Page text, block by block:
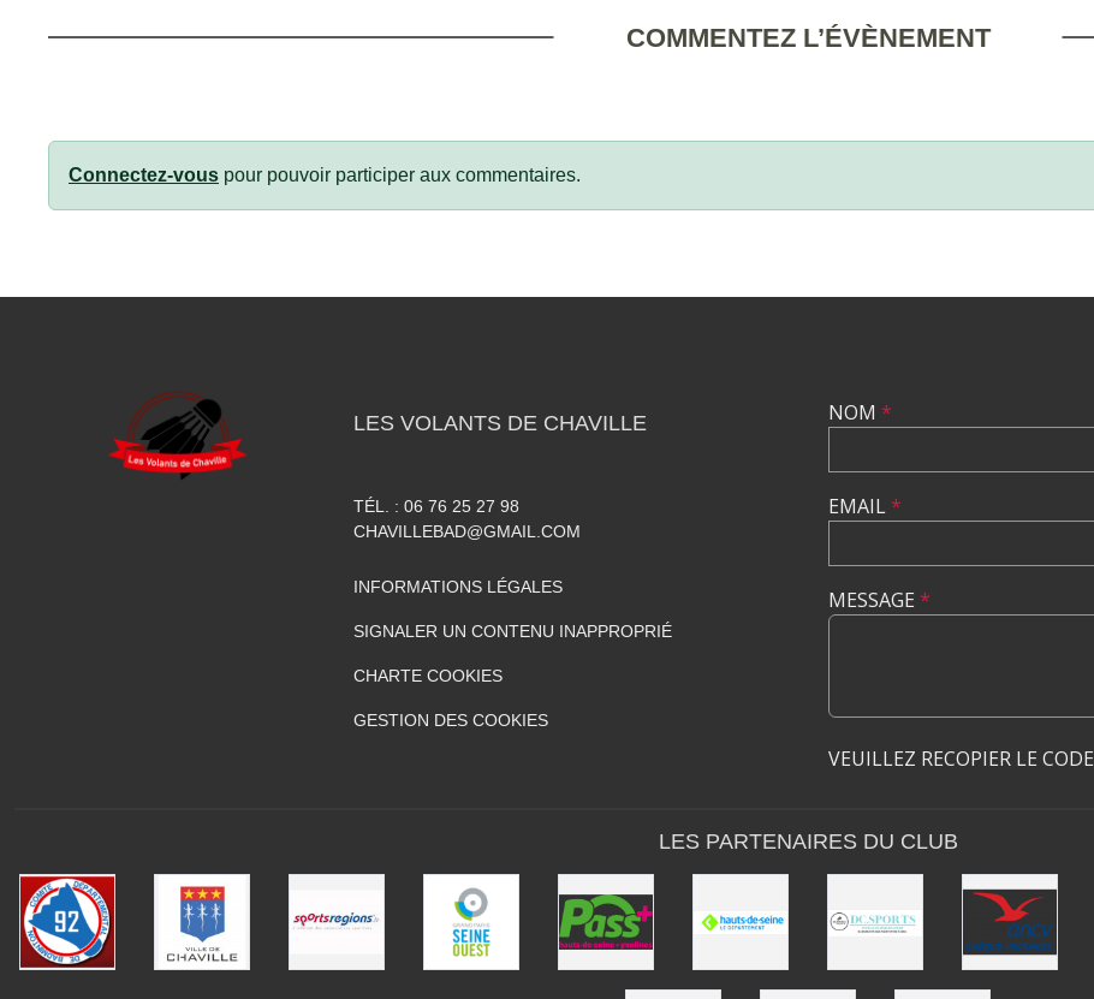
COMMENTEZ L’ÉVÈNEMENT
Connectez-vous pour pouvoir participer aux commentaires.
LES VOLANTS DE CHAVILLE
TÉL. : 06 76 25 27 98
CHAVILLEBAD@GMAIL.COM
INFORMATIONS LÉGALES
SIGNALER UN CONTENU INAPPROPRIÉ
CHARTE COOKIES
GESTION DES COOKIES
NOM *
EMAIL*
MESSAGE *
VEUILLEZ RECOPIER LE CODE
LES PARTENAIRES DU CLUB